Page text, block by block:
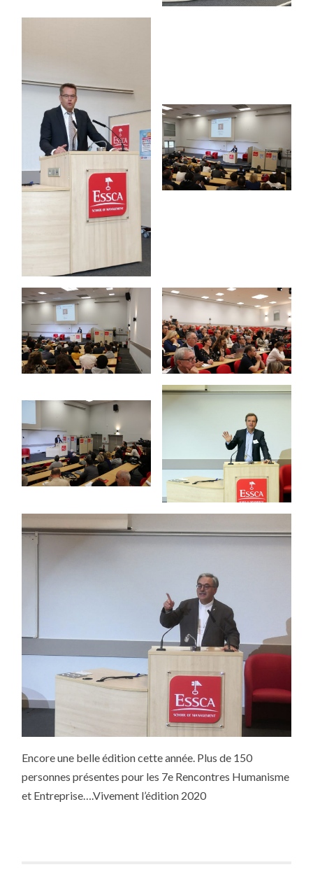
Encore une belle édition cette année. Plus de 150
personnes présentes pour les 7e Rencontres Humanisme
et Entreprise….Vivement l’édition 2020